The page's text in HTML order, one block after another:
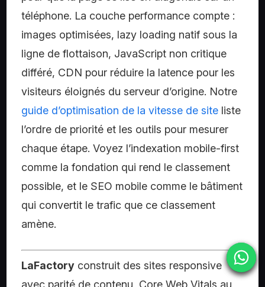
téléphone. La couche performance compte :
images optimisées, lazy loading natif sous la
ligne de flottaison, JavaScript non critique
différé, CDN pour réduire la latence pour les
visiteurs éloignés du serveur d’origine. Notre
guide d’optimisation de la vitesse de site liste
l’ordre de priorité et les outils pour mesurer
chaque étape. Voyez l’indexation mobile-first
comme la fondation qui rend le classement
possible, et le SEO mobile comme le bâtiment
qui convertit le trafic que ce classement
amène.
LaFactory construit des sites responsive
avec parité de contenu, Core Web Vitals au